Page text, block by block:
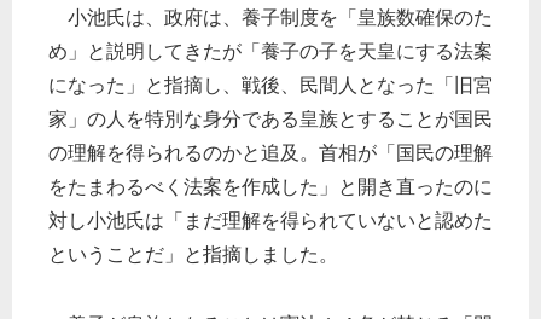
小池氏は、政府は、養子制度を「皇族数確保のた
め」と説明してきたが「養子の子を天皇にする法案
になった」と指摘し、戦後、民間人となった「旧宮
家」の人を特別な身分である皇族とすることが国民
の理解を得られるのかと追及。首相が「国民の理解
をたまわるべく法案を作成した」と開き直ったのに
対し小池氏は「まだ理解を得られていないと認めた
ということだ」と指摘しました。